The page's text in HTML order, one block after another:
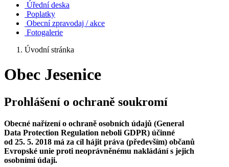
Úřední deska
Poplatky
Obecní zpravodaj / akce
Fotogalerie
Úvodní stránka
Obec Jesenice
Prohlášení o ochraně soukromí
Obecné nařízení o ochraně osobních údajů (General
Data Protection Regulation neboli GDPR) účinné
od 25. 5. 2018 má za cíl hájit práva (především) občanů
Evropské unie proti neoprávněnému nakládání s jejich
osobními údaji.